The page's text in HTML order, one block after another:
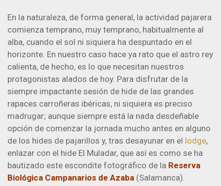
En la naturaleza, de forma general, la actividad pajarera
comienza temprano, muy temprano, habitualmente al
alba, cuando el sol ni siquiera ha despuntado en el
horizonte. En nuestro caso hace ya rato que el astro rey
calienta, de hecho, es lo que necesitan nuestros
protagonistas alados de hoy. Para disfrutar de la
siempre impactante sesión de hide de las grandes
rapaces carroñeras ibéricas, ni siquiera es preciso
madrugar; aunque siempre está la nada desdeñable
opción de comenzar la jornada mucho antes en alguno
de los hides de pajarillos y, tras desayunar en el lodge,
enlazar con el hide El Muladar, que así es como se ha
bautizado este escondite fotográfico de la Reserva
Biológica Campanarios de Azaba (Salamanca).